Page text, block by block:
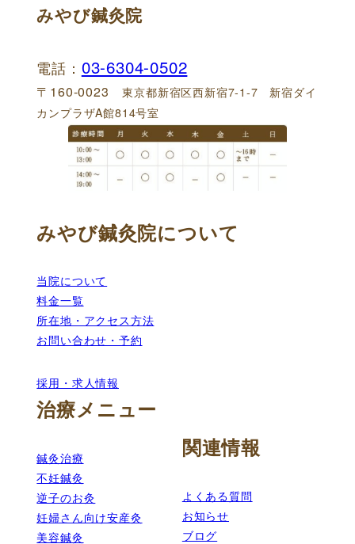
みやび鍼灸院
電話： 03-6304-0502
〒160-0023東京都新宿区西新宿7-1-7 新宿ダイ
カンプラザA館814号室
みやび鍼灸院について
当院について
料金一覧
所在地・アクセス方法
お問い合わせ・予約
採用・求人情報
治療メニュー
鍼灸治療
不妊鍼灸
逆子のお灸
妊婦さん向け安産灸
美容鍼灸
関連情報
よくある質問
お知らせ
ブログ